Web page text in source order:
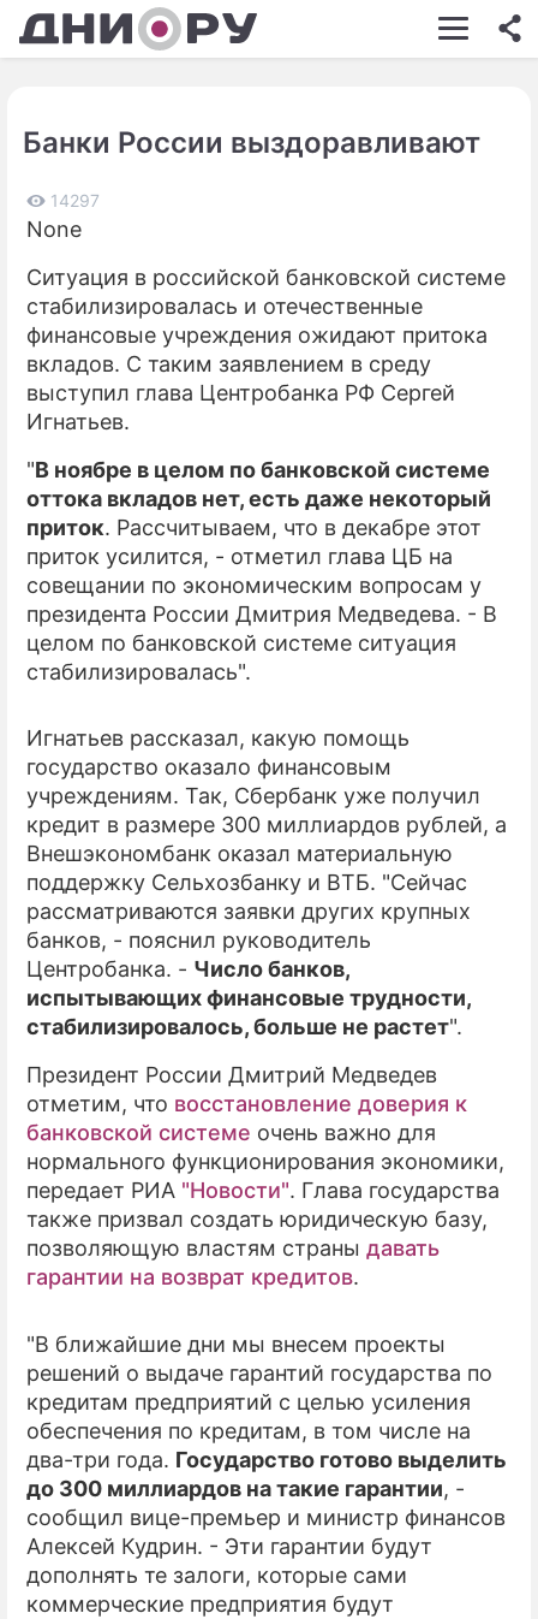
ШОУ-БИЗНЕС
КИНО
ЭКОНОМИКА
ПРОИСШЕСТВИЯ
СОННИК
СЕРИАЛЫ
ИГРЫ
ПРЕСС-РЕЛИЗЫ
О ПРОЕКТЕ
Банки России выздоравливают
14297
None
Ситуация в российской банковской системе
стабилизировалась и отечественные
финансовые учреждения ожидают притока
вкладов. С таким заявлением в среду
выступил глава Центробанка РФ Сергей
Игнатьев.
"В ноябре в целом по банковской системе
оттока вкладов нет, есть даже некоторый
приток. Рассчитываем, что в декабре этот
приток усилится, - отметил глава ЦБ на
совещании по экономическим вопросам у
президента России Дмитрия Медведева. - В
целом по банковской системе ситуация
стабилизировалась".
Игнатьев рассказал, какую помощь
государство оказало финансовым
учреждениям. Так, Сбербанк уже получил
кредит в размере 300 миллиардов рублей, а
Внешэкономбанк оказал материальную
поддержку Сельхозбанку и ВТБ. "Сейчас
рассматриваются заявки других крупных
банков, - пояснил руководитель
Центробанка. - Число банков,
испытывающих финансовые трудности,
стабилизировалось, больше не растет".
Президент России Дмитрий Медведев
отметим, что восстановление доверия к
банковской системе очень важно для
нормального функционирования экономики,
передает РИА "Новости". Глава государства
также призвал создать юридическую базу,
позволяющую властям страны давать
гарантии на возврат кредитов.
"В ближайшие дни мы внесем проекты
решений о выдаче гарантий государства по
кредитам предприятий с целью усиления
обеспечения по кредитам, в том числе на
два-три года. Государство готово выделить
до 300 миллиардов на такие гарантии, -
сообщил вице-премьер и министр финансов
Алексей Кудрин. - Эти гарантии будут
дополнять те залоги, которые сами
коммерческие предприятия будут